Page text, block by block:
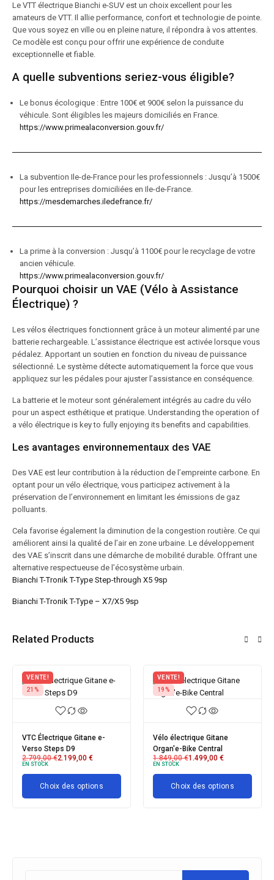
Le VTT électrique Bianchi e-SUV est un choix excellent pour les
amateurs de VTT. Il allie performance, confort et technologie de pointe.
Que vous soyez en ville ou en pleine nature, il répondra à vos attentes.
Ce modèle est conçu pour offrir une expérience de conduite
exceptionnelle et fiable.
A quelle subventions seriez-vous éligible?
Le bonus écologique : Entre 100€ et 900€ selon la puissance du
véhicule. Sont éligibles les majeurs domiciliés en France.
https://www.primealaconversion.gouv.fr/
La subvention Ile-de-France pour les professionnels : Jusqu’à 1500€
pour les entreprises domiciliées en Ile-de-France.
https://mesdemarches.iledefrance.fr/
La prime à la conversion : Jusqu’à 1100€ pour le recyclage de votre
ancien véhicule.
https://www.primealaconversion.gouv.fr/
Pourquoi choisir un VAE (Vélo à Assistance
Électrique) ?
Les vélos électriques fonctionnent grâce à un moteur alimenté par une
batterie rechargeable. L’assistance électrique est activée lorsque vous
pédalez. Apportant un soutien en fonction du niveau de puissance
sélectionné. Le système détecte automatiquement la force que vous
appliquez sur les pédales pour ajuster l’assistance en conséquence.
La batterie et le moteur sont généralement intégrés au cadre du vélo
pour un aspect esthétique et pratique. Understanding the operation of
a vélo électrique is key to fully enjoying its benefits and capabilities.
Les avantages environnementaux des VAE
Des VAE est leur contribution à la réduction de l’empreinte carbone. En
optant pour un vélo électrique, vous participez activement à la
préservation de l’environnement en limitant les émissions de gaz
polluants.
Cela favorise également la diminution de la congestion routière. Ce qui
améliorent ainsi la qualité de l’air en zone urbaine. Le développement
des VAE s’inscrit dans une démarche de mobilité durable. Offrant une
alternative respectueuse de l’écosystème urbain.
Bianchi T-Tronik T-Type Step-through X5 9sp
Bianchi T-Tronik T-Type – X7/X5 9sp
Related Products
VENTE!
Vélo électrique Gitane
Organ'e-Bike Central
1.849,00€1.499,00€
EN STOCK
Choix des options
VENTE!
Vélo électrique Focus
PLANET² 6.8 2022
3.799,00€2.799,00€
EN STOCK
Choix des options